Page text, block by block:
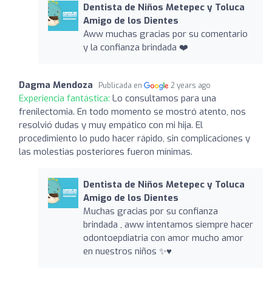
Dentista de Niños Metepec y Toluca
Amigo de los Dientes
Aww muchas gracias por su comentario
y la confianza brindada ❤️
Dagma Mendoza Publicada en 2 years ago
Experiencia fantástica: Lo consultamos para una
frenilectomia. En todo momento se mostró atento, nos
resolvió dudas y muy empático con mi hija. El
procedimiento lo pudo hacer rápido, sin complicaciones y
las molestias posteriores fueron mínimas.
Dentista de Niños Metepec y Toluca
Amigo de los Dientes
Muchas gracias por su confianza
brindada , aww intentamos siempre hacer
odontoepdiatria con amor mucho amor
en nuestros niños ✨♥️